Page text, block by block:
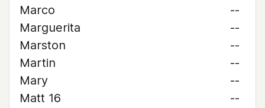
Marco
--
Marguerita
--
Marston
--
Martin
--
Mary
--
Matt 16
--